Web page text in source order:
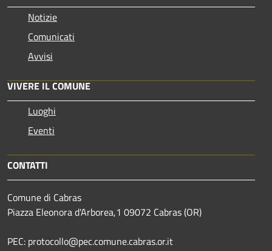
Notizie
Comunicati
Avvisi
VIVERE IL COMUNE
Luoghi
Eventi
CONTATTI
Comune di Cabras
Piazza Eleonora d'Arborea,1 09072 Cabras (OR)
PEC: protocollo@pec.comune.cabras.or.it